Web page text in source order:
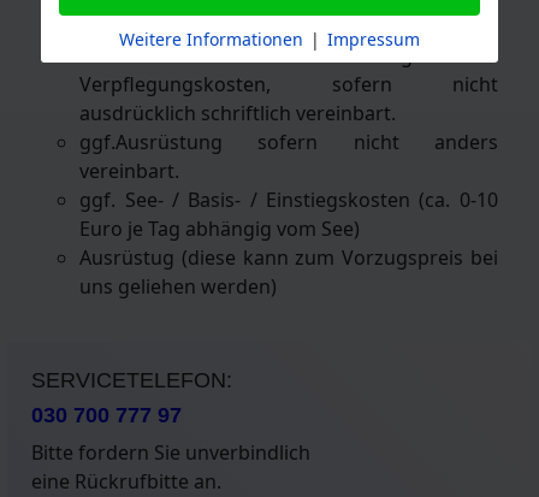
Ausrüstung zu den Freiwassertauchgängen
evtl. anfallende Übernachtungs- und
Verpflegungskosten, sofern nicht
ausdrücklich schriftlich vereinbart.
ggf.Ausrüstung sofern nicht anders
vereinbart.
ggf. See- / Basis- / Einstiegskosten (ca. 0-10
Euro je Tag abhängig vom See)
Ausrüstug (diese kann zum Vorzugspreis bei
uns geliehen werden)
SERVICETELEFON:
030 700 777 97
Bitte fordern Sie unverbindlich
eine Rückrufbitte an.
Weitere Informationen | Impressum